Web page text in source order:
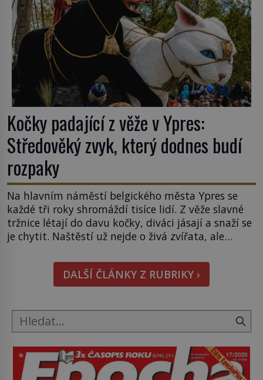
Kočky padající z věže v Ypres:
Středověký zvyk, který dodnes budí
rozpaky
Na hlavním náměstí belgického města Ypres se
každé tři roky shromáždí tisíce lidí. Z věže slavné
tržnice létají do davu kočky, diváci jásají a snaží se
je chytit. Naštěstí už nejde o živá zvířata, ale
Tato veselá podívaná připomíná jeden z
nejpodivnějších a zároveň nejkrutějších zvyků […]
DALŠÍ ČLÁNKY Z RUBRIKY ›